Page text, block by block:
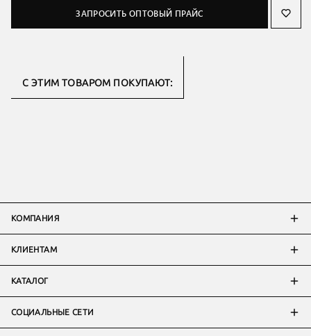
ЗАПРОСИТЬ ОПТОВЫЙ ПРАЙС
С ЭТИМ ТОВАРОМ ПОКУПАЮТ:
КОМПАНИЯ
КЛИЕНТАМ
КАТАЛОГ
СОЦИАЛЬНЫЕ СЕТИ